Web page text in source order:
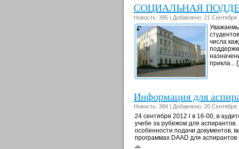
СОЦИАЛЬНАЯ
Новость: 395 | Добавлено: 21 Сентября
числа
прикла...
Информация для
Новость: 394 | Добавлено: 20 Сентября
24 сентября 2012 г в 16-00, в
учебе за рубежом для
особенности подачи документов,
программах DAAD для
→